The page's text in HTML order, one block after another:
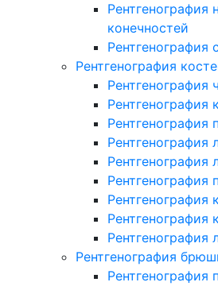
Рентгенография
конечностей
Рентгенография
Рентгенография
Рентгенография
Рентгенография
Рентгенография
Рентгенография
Рентгенография
Рентгенография
Рентгенография
Рентгенография
Рентгенография
Рентгенография
Рентгенография